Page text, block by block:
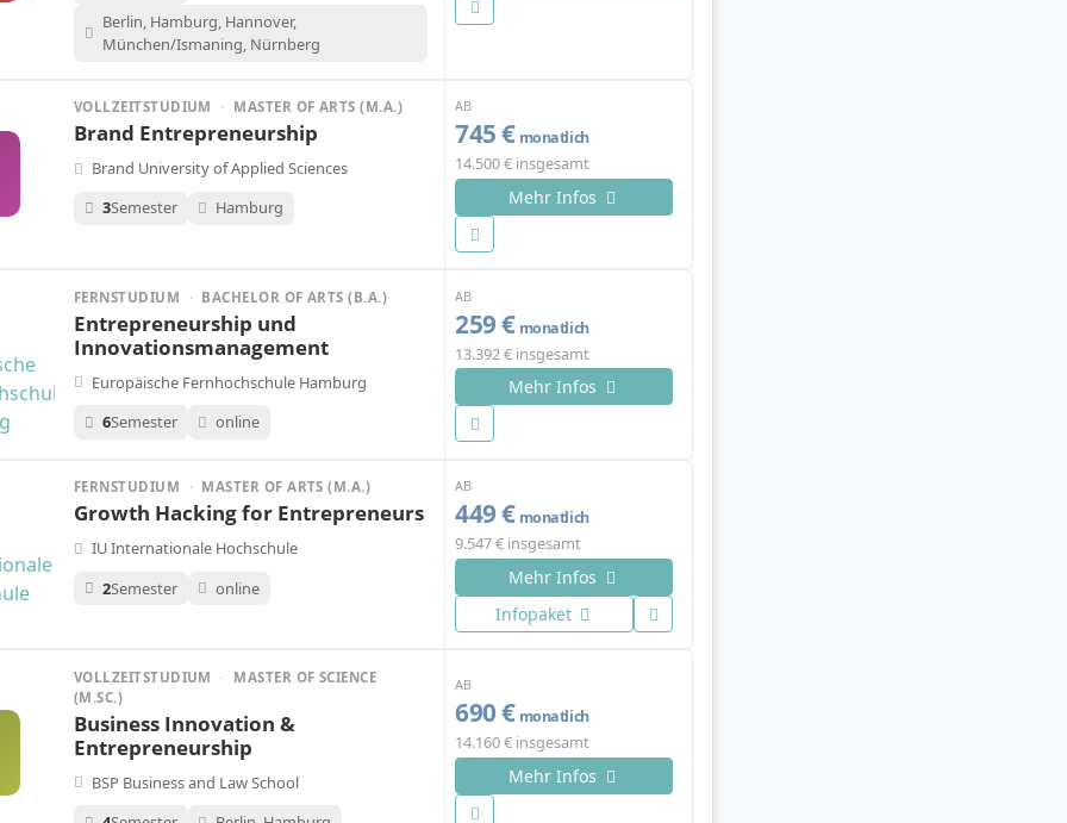
Berlin, Hamburg, Hannover,
München/Ismaning, Nürnberg
VOLLZEITSTUDIUM · MASTER OF ARTS (M.A.)
Brand Entrepreneurship
Brand University of Applied Sciences
3Semester Hamburg
AB
745 € monatlich
14.500 € insgesamt
Mehr Infos
FERNSTUDIUM · BACHELOR OF ARTS (B.A.)
Entrepreneurship und
Innovationsmanagement
Europäische Fernhochschule Hamburg
6Semester online
AB
259 € monatlich
13.392 € insgesamt
Mehr Infos
FERNSTUDIUM · MASTER OF ARTS (M.A.)
Growth Hacking for Entrepreneurs
IU Internationale Hochschule
2Semester online
AB
449 € monatlich
9.547 € insgesamt
Mehr Infos
Infopaket
VOLLZEITSTUDIUM · MASTER OF SCIENCE
(M.SC.)
Business Innovation &
Entrepreneurship
BSP Business and Law School
AB
690 € monatlich
14.160 € insgesamt
Mehr Infos